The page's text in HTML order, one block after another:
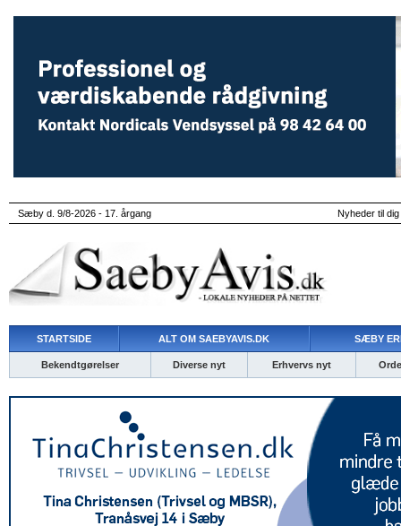
Sæby d. 9/8-2026 - 17. årgang Nyheder til
STARTSIDE ALT OM SAEBYAVIS.DK SÆBY
Bekendtgørelser Diverse nyt Erhvervs nyt